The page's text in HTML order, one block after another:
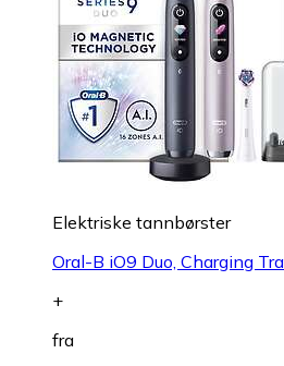
Elektriske tannbørster
Oral-B iO9 Duo, Charging
+
fra